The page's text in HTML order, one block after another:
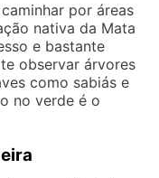
por áreas
nativa da Mata
e bastante
observar árvores
como sabiás e
no verde é o